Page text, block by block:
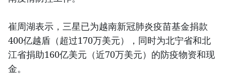
崔周湖表示，三星已为越南新冠肺炎疫苗基金捐款
400亿越盾（超过170万美元），同时为北宁省和北
江省捐助160亿美元（近70万美元）的防疫物资和现
金。